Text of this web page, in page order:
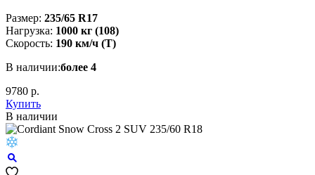
Размер: 235/65 R17
Нагрузка: 1000 кг (108)
Скорость: 190 км/ч (T)
В наличии:более 4
9780 р.
Купить
В наличии